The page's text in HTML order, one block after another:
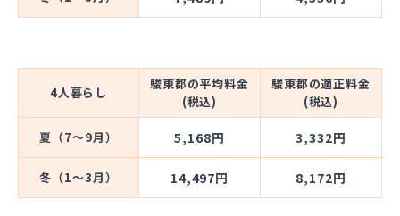
4人暮らし
駿東郡の平均料金
(税込)
駿東郡の適正料金
(税込)
夏（7～9月） 5,168円 3,332円
冬（1～3月） 14,497円 8,172円